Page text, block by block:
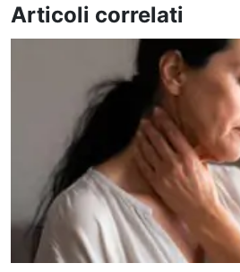
Articoli correlati